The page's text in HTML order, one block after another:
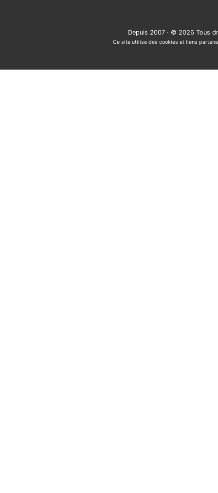
Depuis 2007 · © 2026 Tous
Ce site utilise des cookies et liens